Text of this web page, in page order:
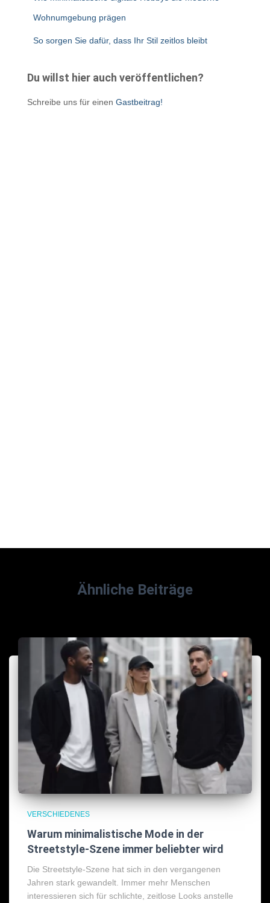
Wohnumgebung prägen
So sorgen Sie dafür, dass Ihr Stil zeitlos bleibt
Du willst hier auch veröffentlichen?
Schreibe uns für einen Gastbeitrag!
Ähnliche Beiträge
VERSCHIEDENES
Warum minimalistische Mode in der
Streetstyle-Szene immer beliebter wird
Die Streetstyle-Szene hat sich in den vergangenen
Jahren stark gewandelt. Immer mehr Menschen
interessieren sich für schlichte, zeitlose Looks anstelle